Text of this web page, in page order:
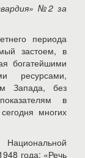
№2 за
периода
застоем, в
богатейшими
ресурсами,
Запада, без
в
многих
года: «Речь